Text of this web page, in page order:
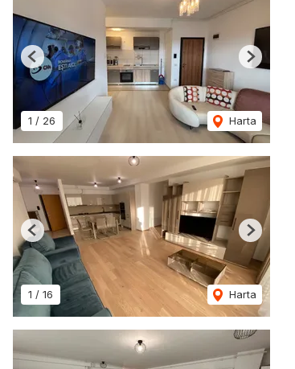
1 / 26 Harta
Previous Next
1 / 16 Harta
Previous Next